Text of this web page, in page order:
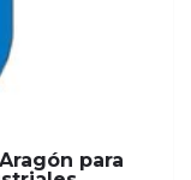
para